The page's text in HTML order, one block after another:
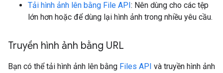
Tải hình ảnh lên bằng File API: Nên dùng cho các tệp
lớn hơn hoặc để dùng lại hình ảnh trong nhiều yêu cầu.
Truyền hình ảnh bằng URL
Bạn có thể tải hình ảnh lên bằng Files API và truyền hình ảnh